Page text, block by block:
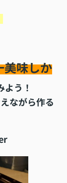
美味しか
よう！
ながら作る